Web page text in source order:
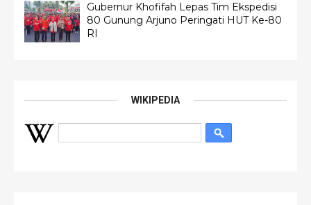
Gubernur Khofifah Lepas Tim Ekspedisi
80 Gunung Arjuno Peringati HUT Ke-80
RI
WIKIPEDIA